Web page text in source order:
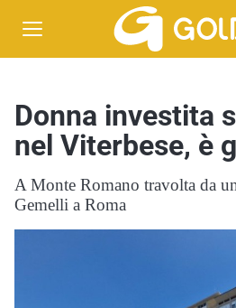
Donna investita
nel Viterbese, è
A Monte Romano travolta da
Gemelli a Roma